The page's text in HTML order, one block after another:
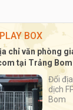
BOX
chỉ văn phòng
tại Trảng Bom
Đổi
dịch
Bom